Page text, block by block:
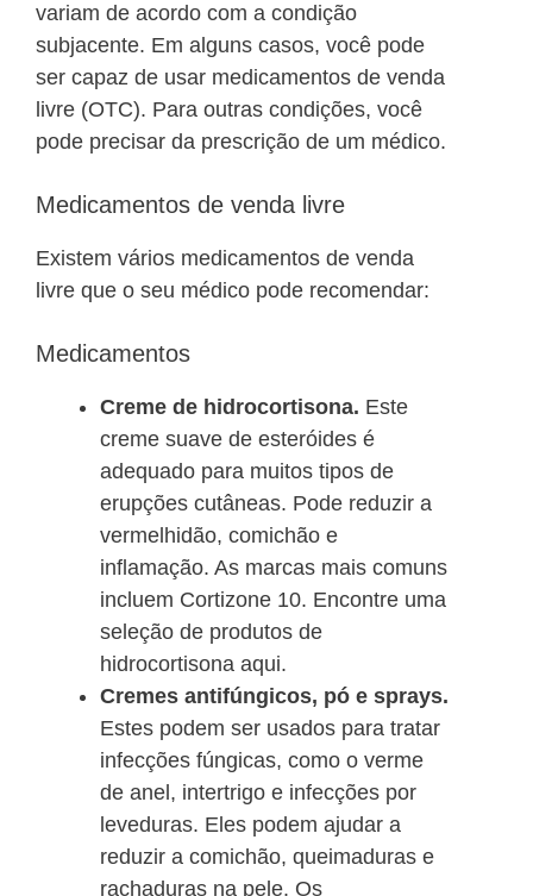
variam de acordo com a condição
subjacente. Em alguns casos, você pode
ser capaz de usar medicamentos de venda
livre (OTC). Para outras condições, você
pode precisar da prescrição de um médico.
Medicamentos de venda livre
Existem vários medicamentos de venda
livre que o seu médico pode recomendar:
Medicamentos
Creme de hidrocortisona. Este
creme suave de esteróides é
adequado para muitos tipos de
erupções cutâneas. Pode reduzir a
vermelhidão, comichão e
inflamação. As marcas mais comuns
incluem Cortizone 10. Encontre uma
seleção de produtos de
hidrocortisona aqui.
Cremes antifúngicos, pó e sprays.
Estes podem ser usados para tratar
infecções fúngicas, como o verme
de anel, intertrigo e infecções por
leveduras. Eles podem ajudar a
reduzir a comichão, queimaduras e
rachaduras na pele. Os